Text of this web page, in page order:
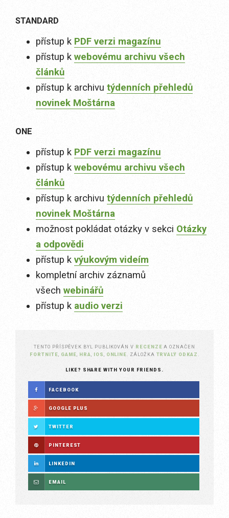
STANDARD
přístup k PDF verzi magazínu
přístup k webovému archivu všech
článků
přístup k archivu týdenních přehledů
novinek Moštárna
ONE
přístup k PDF verzi magazínu
přístup k webovému archivu všech
článků
přístup k archivu týdenních přehledů
novinek Moštárna
možnost pokládat otázky v sekci Otázky
a odpovědi
přístup k výukovým videím
kompletní archiv záznamů
všech webinářů
přístup k audio verzi
TENTO PŘÍSPĚVEK BYL PUBLIKOVÁN V RECENZE A OZNAČEN
FORTNITE
GAME HRA IOS ONLINE . ZÁLOŽKA TRVALÝ ODKAZ
LIKE? SHARE WITH YOUR FRIENDS.
FACEBOOK
GOOGLE PLUS
TWITTER
PINTEREST
LINKEDIN
EMAIL